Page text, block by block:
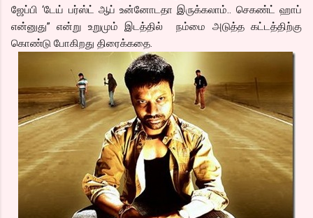
ஜேப்பி ‘டேய் பர்ஸ்ட் ஆப் உன்னோடதா இருக்கலாம்.. செகண்ட் ஹாப்
என்னுது” என்று உறுமும் இடத்தில் நம்மை அடுத்த கட்டத்திற்கு
கொண்டு போகிறது திரைக்கதை.